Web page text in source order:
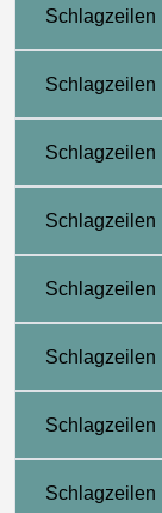
Schlagzeilen
Schlagzeilen
Schlagzeilen
Schlagzeilen
Schlagzeilen
Schlagzeilen
Schlagzeilen
Schlagzeilen